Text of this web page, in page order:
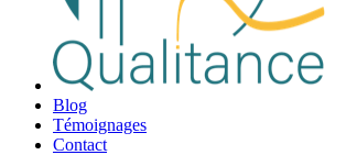
Blog
Témoignages
Contact